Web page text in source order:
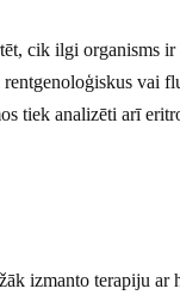
cik ilgi organisms
vai
tiek analizēti arī
izmanto terapiju